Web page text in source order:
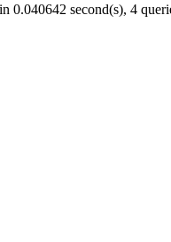
0.040642 second(s), 4